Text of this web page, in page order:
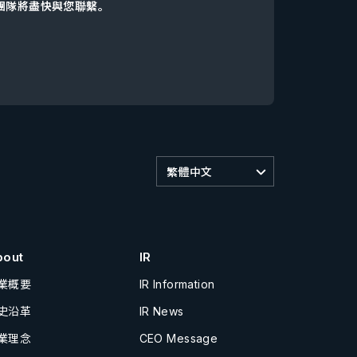
將盡快與您聯繫。
繁體中文
概要
沿革
理念
IR
IR Information
IR News
CEO Message